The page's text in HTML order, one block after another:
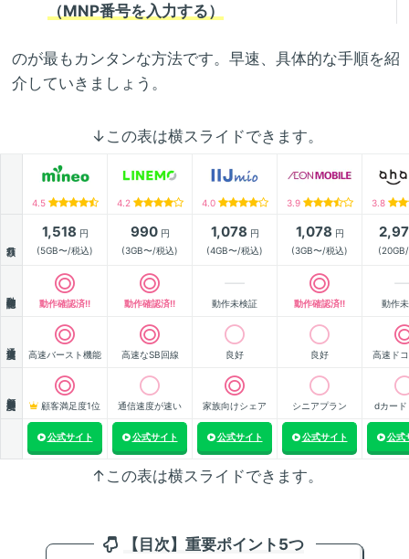
（MNP番号を入力する）
のが最もカンタンな方法です。早速、具体的な手順を紹
介していきましょう。
↓この表は横スライドできます。
4.5 4.2 4.0 3.9 3.8
1,518 円
(5GB〜/税込)
990円
(3GB〜/税込)
1,078 円
(4GB〜/税込)
1,078 円
(3GB〜/税込)
動作確認済!! 動作確認済!! 動作未検証 動作確認済!! 動作
高速バースト機能 高速なSB回線 良好 良好 高速ド
顧客満足度1位 通信速度が速い 家族向けシェア シニアプラン dカード
公式サイト 公式サイト 公式サイト 公式サイト 公式
↑この表は横スライドできます。
【目次】重要ポイント5つ